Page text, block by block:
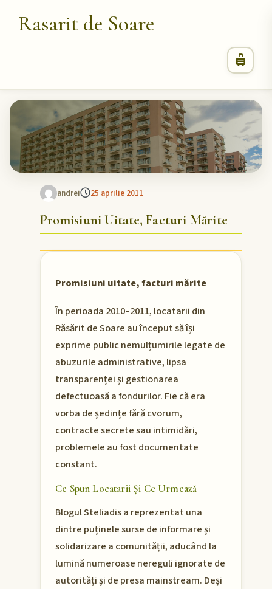
Rasarit de Soare
andrei 25 aprilie 2011
Promisiuni Uitate, Facturi Mărite
Promisiuni uitate, facturi mărite
În perioada 2010–2011, locatarii din
Răsărit de Soare au început să își
exprime public nemulțumirile legate de
abuzurile administrative, lipsa
transparenței și gestionarea
defectuoasă a fondurilor. Fie că era
vorba de ședințe fără cvorum,
contracte secrete sau intimidări,
problemele au fost documentate
constant.
Ce Spun Locatarii Și Ce Urmează
Blogul Steliadis a reprezentat una
dintre puținele surse de informare și
solidarizare a comunității, aducând la
lumină numeroase nereguli ignorate de
autorități și de presa mainstream. Deși